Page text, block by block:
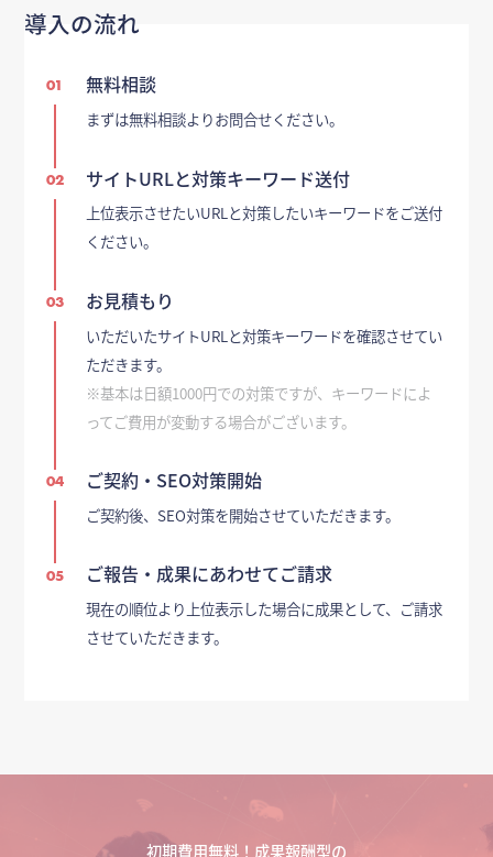
導入の流れ
01 無料相談
まずは無料相談よりお問合せください。
02 サイトURLと対策キーワード送付
上位表示させたいURLと対策したいキーワードをご送付
ください。
03 お見積もり
いただいたサイトURLと対策キーワードを確認させてい
ただきます。
※基本は日額1000円での対策ですが、キーワードによ
ってご費用が変動する場合がございます。
04 ご契約・SEO対策開始
ご契約後、SEO対策を開始させていただきます。
05 ご報告・成果にあわせてご請求
現在の順位より上位表示した場合に成果として、ご請求
させていただきます。
初期費用無料！成果報酬型の